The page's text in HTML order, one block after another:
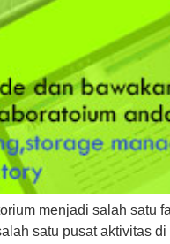
menjadi salah satu
satu pusat aktivitas